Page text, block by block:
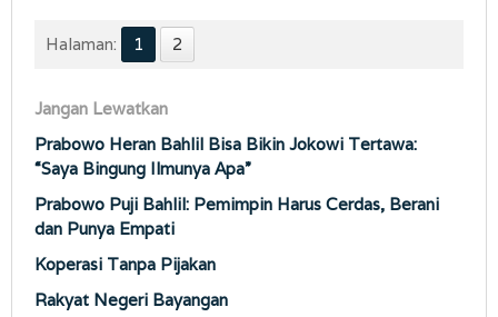
Halaman: 1 2
Jangan Lewatkan
Prabowo Heran Bahlil Bisa Bikin Jokowi Tertawa:
“Saya Bingung Ilmunya Apa”
Prabowo Puji Bahlil: Pemimpin Harus Cerdas, Berani
dan Punya Empati
Koperasi Tanpa Pijakan
Rakyat Negeri Bayangan